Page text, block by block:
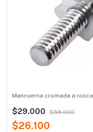
Mancuerna cromada a rosca
$29.000 $58.000
$26.100